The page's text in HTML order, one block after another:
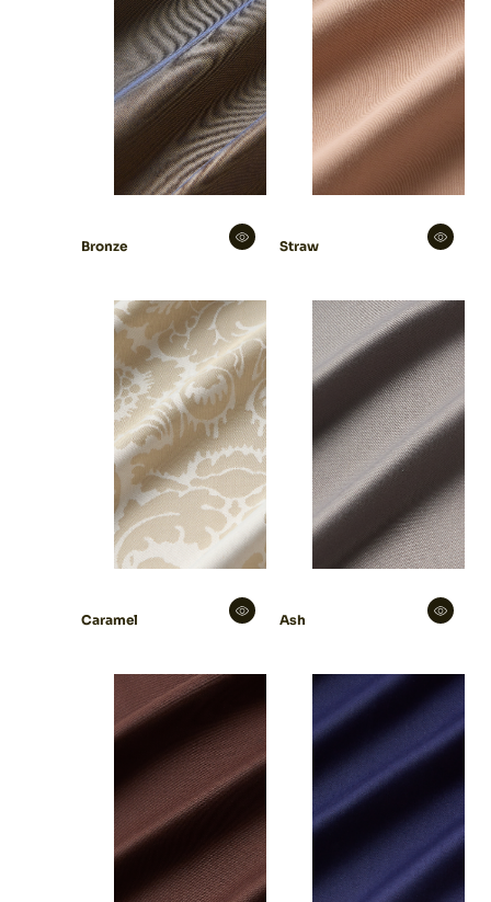
Bronze Straw
Caramel Ash